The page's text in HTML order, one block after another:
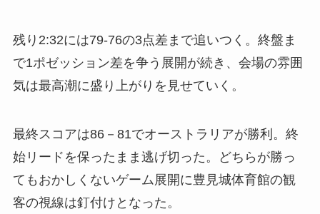
残り2:32には79-76の3点差まで追いつく。終盤ま
で1ポゼッション差を争う展開が続き、会場の雰囲
気は最高潮に盛り上がりを見せていく。
最終スコアは86－81でオーストラリアが勝利。終
始リードを保ったまま逃げ切った。どちらが勝っ
てもおかしくないゲーム展開に豊見城体育館の観
客の視線は釘付けとなった。